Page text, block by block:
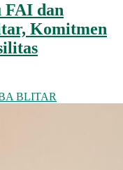
FAI dan
Komitmen
BLITAR